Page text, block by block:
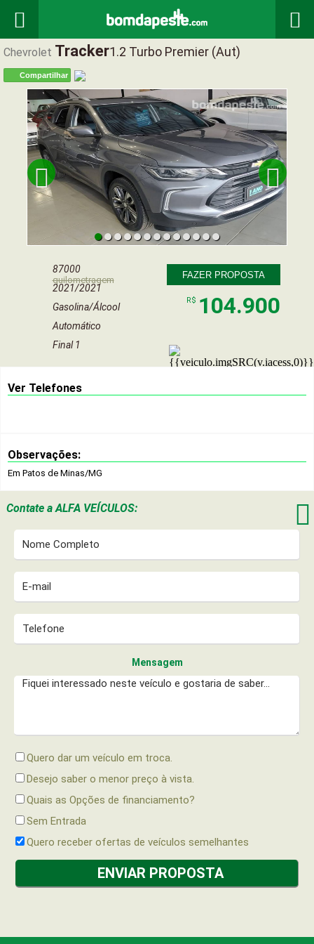
 
Chevrolet Tracker1.2 Turbo Premier (aut)
Compartilhar
 
87000
quilometragem
2021/2021
Gasolina/Álcool
Automático
Final 1
FAZER PROPOSTA
R$ 104.900
Ver Telefones
Observações:
Em Patos de Minas/MG
Contate aALFA VEÍCULOS: 
Mensagem
Quero dar um veículo em troca.
Desejo saber o menor preço à vista.
Quais as Opções de financiamento?
Sem Entrada
Quero receber ofertas de veículos semelhantes